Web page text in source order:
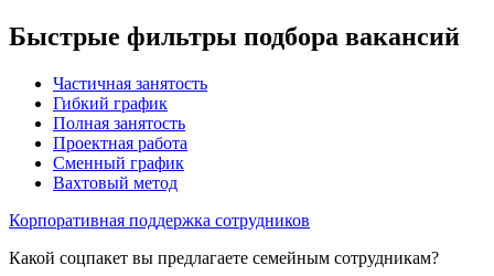
Быстрые фильтры подбора вакансий
Частичная занятость
Гибкий график
Полная занятость
Проектная работа
Сменный график
Вахтовый метод
Корпоративная поддержка сотрудников
Какой соцпакет вы предлагаете семейным сотрудникам?